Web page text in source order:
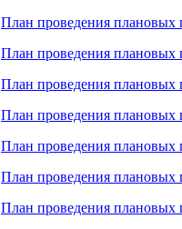
План проведения плановых
План проведения плановых
План проведения плановых
План проведения плановых
План проведения плановых
План проведения плановых
План проведения плановых